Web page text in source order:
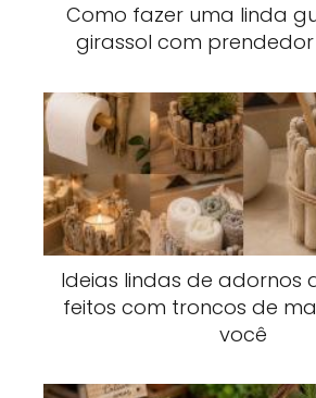
Como fazer uma linda
girassol com
Ideias lindas de adornos
feitos com troncos de
você